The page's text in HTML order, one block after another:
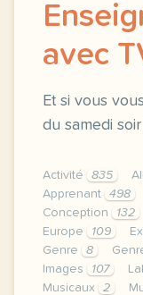
avec
Et si vous
du samedi soir
Activité 835
Apprenant
498
Conception
132
Europe
109
Genre
8
Images
107
Musicaux
2